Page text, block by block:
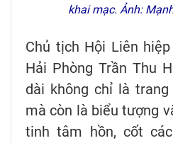
khai mạc. Ảnh:
Chủ tịch Hội Liên
Hải Phòng Trần Thu
dài không chỉ là
mà còn là biểu tượng
tinh tâm hồn, cốt